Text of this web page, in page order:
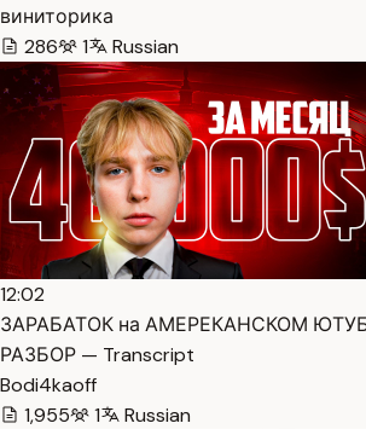
виниторика
286
1 Russian
12:02
ЗАРАБАТОК на АМЕРЕКАНСКОМ
РАЗБОР — Transcript
Bodi4kaoff
1,955
1 Russian